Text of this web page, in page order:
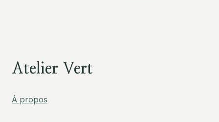
Atelier Vert
À propos